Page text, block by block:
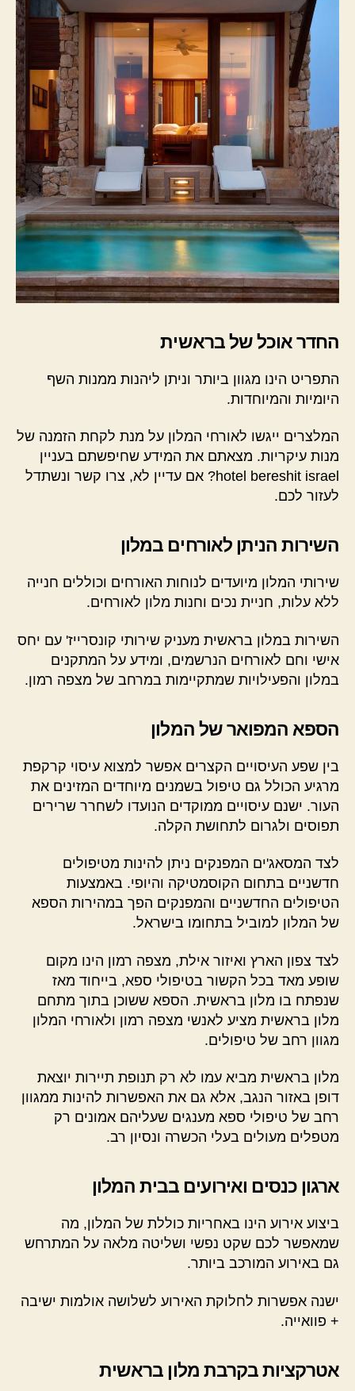
החדר אוכל של בראשית
התפריט הינו מגוון ביותר וניתן ליהנות ממנות השף
היומיות והמיוחדות.
המלצרים ייגשו לאורחי המלון על מנת לקחת הזמנה של
מנות עיקריות. מצאתם את המידע שחיפשתם בעניין
hotel bereshit israel? אם עדיין לא, צרו קשר ונשתדל
לעזור לכם.
השירות הניתן לאורחים במלון
שירותי המלון מיועדים לנוחות האורחים וכוללים חנייה
ללא עלות, חניית נכים וחנות מלון לאורחים.
השירות במלון בראשית מעניק שירותי קונסרייז' עם יחס
אישי וחם לאורחים הנרשמים, ומידע על המתקנים
במלון והפעילויות שמתקיימות במרחב של מצפה רמון.
הספא המפואר של המלון
בין שפע העיסויים הקצרים אפשר למצוא עיסוי קרקפת
מרגיע הכולל גם טיפול בשמנים מיוחדים המזינים את
העור. ישנם עיסויים ממוקדים הנועדו לשחרר שרירים
תפוסים ולגרום לתחושת הקלה.
לצד המסאג'ים המפנקים ניתן להינות מטיפולים
חדשניים בתחום הקוסמטיקה והיופי. באמצעות
הטיפולים החדשניים והמפנקים הפך במהירות הספא
של המלון למוביל בתחומו בישראל.
לצד צפון הארץ ואיזור אילת, מצפה רמון הינו מקום
שופע מאד בכל הקשור בטיפולי ספא, בייחוד מאז
שנפתח בו מלון בראשית. הספא ששוכן בתוך מתחם
מלון בראשית מציע לאנשי מצפה רמון ולאורחי המלון
מגוון רחב של טיפולים.
מלון בראשית מביא עמו לא רק תנופת תיירות יוצאת
דופן באזור הנגב, אלא גם את האפשרות להינות ממגוון
רחב של טיפולי ספא מענגים שעליהם אמונים רק
מטפלים מעולים בעלי הכשרה ונסיון רב.
ארגון כנסים ואירועים בבית המלון
ביצוע אירוע הינו באחריות כוללת של המלון, מה
שמאפשר לכם שקט נפשי ושליטה מלאה על המתרחש
גם באירוע המורכב ביותר.
ישנה אפשרות לחלוקת האירוע לשלושה אולמות ישיבה
+ פוואייה.
אטרקציות בקרבת מלון בראשית